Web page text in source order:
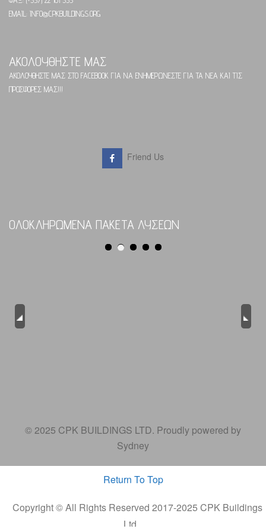
EMAIL: INFO@CPKBUILDINGS.ORG
ΑΚΟΛΟΥΘΗΣΤΕ ΜΑΣ
ΑΚΟΛΟΥΘΗΣΤΕ ΜΑΣ ΣΤΟ FACEBOOK ΓΙΑ ΝΑ ΕΝΗΜΕΡΩΝΕΣΤΕ ΓΙΑ ΤΑ ΝΕΑ ΚΑΙ ΤΙΣ
ΠΡΟΣΦΟΡΕΣ ΜΑΣ!!!
Friend Us
ΟΛΟΚΛΗΡΩΜΕΝΑ ΠΑΚΕΤΑ ΛΥΣΕΩΝ
Previous Next
© 2025 CPK BUILDINGS LTD. Proudly powered by
Sydney
Return To Top
Copyright © All Rights Reserved 2017-2025 CPK Buildings
Ltd